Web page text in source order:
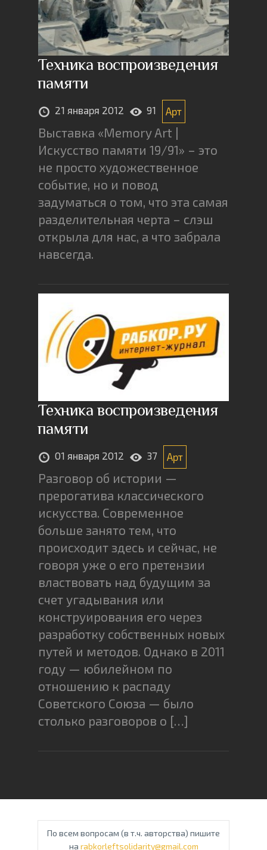
Техника воспроизведения
памяти
21 января 2012 91 Арт
Выставка «Memory Art |
Искусство памяти 19/91» – это
не просто художественное
событие, но и повод
задуматься о том, что эта самая
разделительная черта – слэш
открыла для нас, а что забрала
навсегда.
Техника воспроизведения
памяти
01 января 2012 37 Арт
Разговор об истории —
прерогатива классического
искусства. Современное
больше занято тем, что
происходит здесь и сейчас, не
говоря уже о его претензии
властвовать над будущим за
счет угадывания или
конструирования его через
разработку собственных новых
путей и методов. Однако в 2011
году — юбилейном по
отношению к распаду
Советского Союза — было
столько разговоров о […]
По всем вопросам (в т.ч. авторства) пишите
на rabkorleftsolidarity@gmail.com